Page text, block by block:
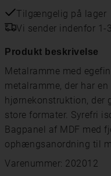
Tilgængelig på lager
Vi sender indenfor 1-
Produkt beskrivelse
Metalramme med
metalramme, der har
hjørnekonstruktion, der
store formater. Syrefri
Bagpanel af MDF med
ophængsanordning til
Varenummer: 202012